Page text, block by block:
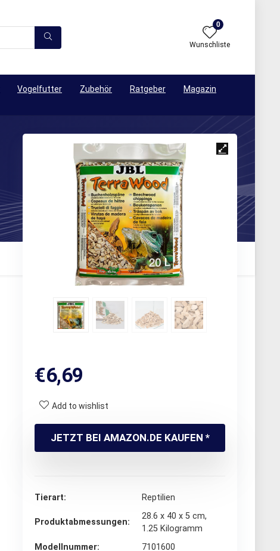
0
Wunschliste
Vogelfutter Zubehör Ratgeber Magazin
€6,69
Add to wishlist
JETZT BEI AMAZON.DE KAUFEN *
Tierart ‎Reptilien
Produktabmessungen
‎28.6 x 40 x 5 cm,
1.25 Kilogramm
Modellnummer
‎7101600